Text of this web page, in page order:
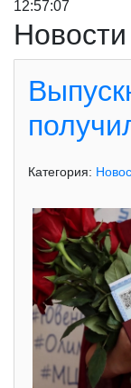
12:57:09
Новости
Категория: